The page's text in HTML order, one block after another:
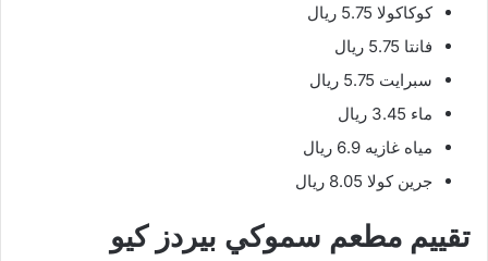
کوکاکولا 5.75 ريال
فانتا 5.75 ريال
سبرایت 5.75 ريال
ماء 3.45 ريال
مياه غازيه 6.9 ريال
جرین کولا 8.05 ريال
تقييم مطعم سموكي بيردز كيو